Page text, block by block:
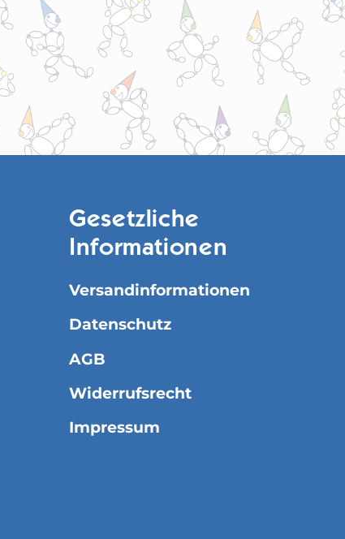
Gesetzliche
Informationen
Versandinformationen
Datenschutz
AGB
Widerrufsrecht
Impressum